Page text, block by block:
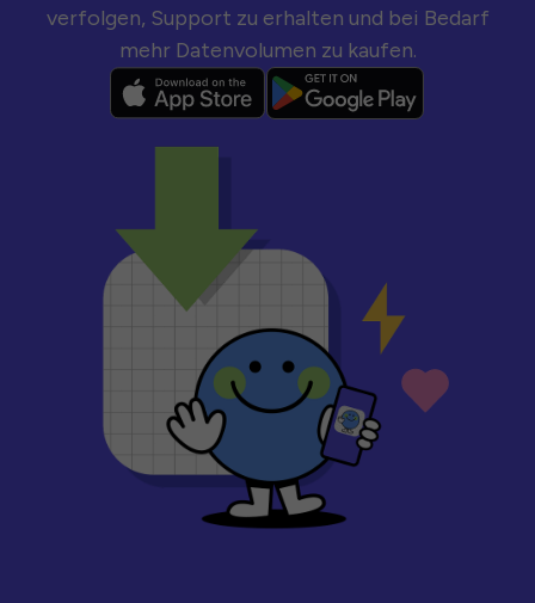
verfolgen, Support zu erhalten und bei Bedarf
mehr Datenvolumen zu kaufen.